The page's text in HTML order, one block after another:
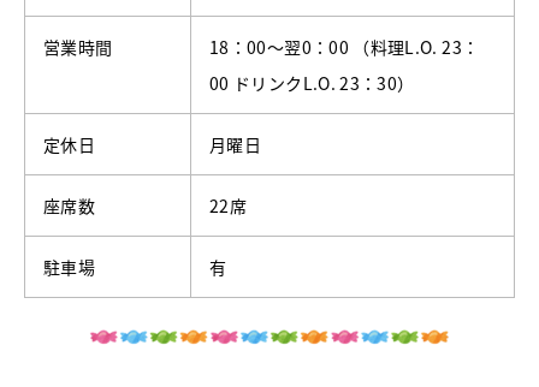
営業時間
18：00～翌0：00 （料理L.O. 23：
00 ドリンクL.O. 23：30）
定休日 月曜日
座席数 22席
駐車場 有